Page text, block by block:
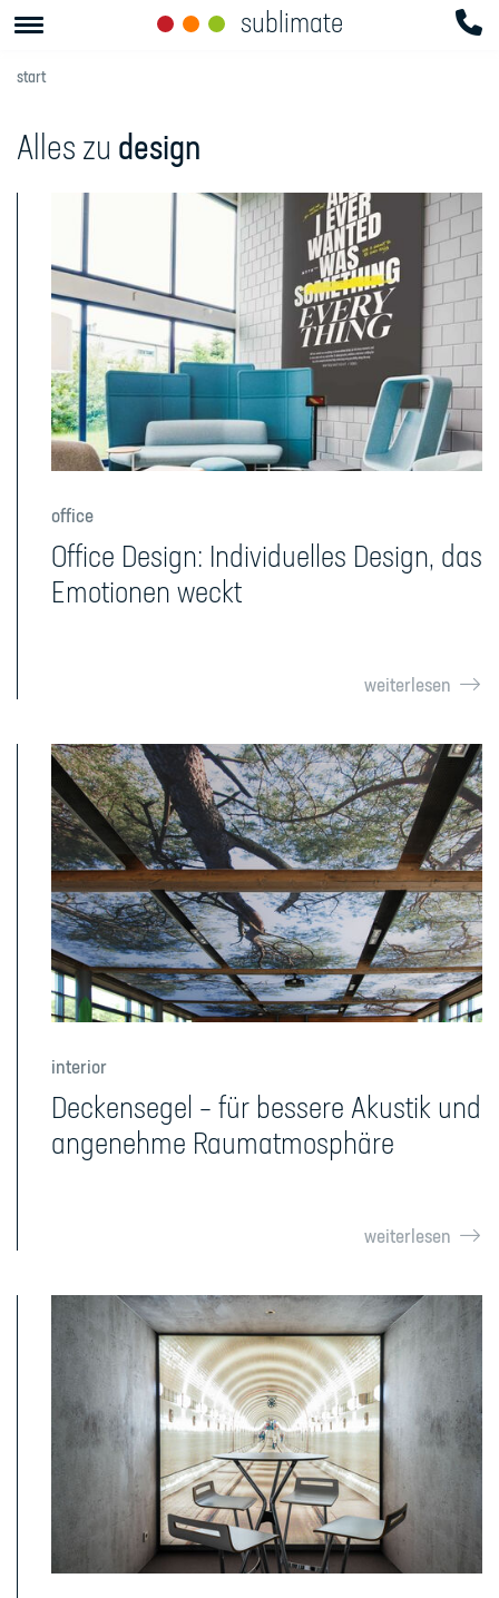
start
Alles zu design
office
Office Design: Individuelles Design, das
Emotionen weckt
weiterlesen
interior
Deckensegel – für bessere Akustik und
angenehme Raumatmosphäre
weiterlesen
sublimate